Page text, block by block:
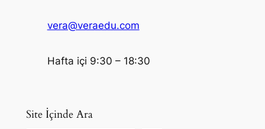
vera@veraedu.com
Hafta içi 9:30 – 18:30
Site İçinde Ara